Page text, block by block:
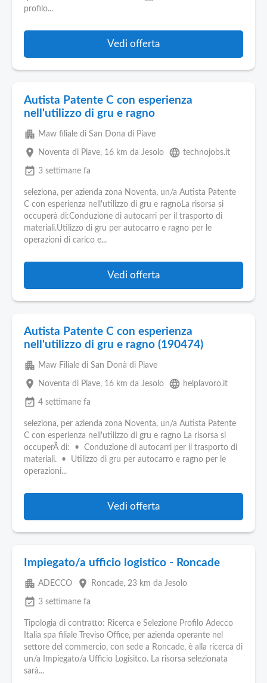
profilo...
Vedi offerta
Autista Patente C con esperienza
nell'utilizzo di gru e ragno
apartment Maw filiale di San Dona di Piave
place Noventa di Piave, 16 km da Jesolo language technojobs.it
event_available 3 settimane fa
seleziona, per azienda zona Noventa, un/a Autista Patente
C con esperienza nell'utilizzo di gru e ragnoLa risorsa si
occuperà di:Conduzione di autocarri per il trasporto di
materiali.Utilizzo di gru per autocarro e ragno per le
operazioni di carico e...
Vedi offerta
Autista Patente C con esperienza
nell'utilizzo di gru e ragno (190474)
apartment Maw Filiale di San Donà di Piave
place Noventa di Piave, 16 km da Jesolo language helplavoro.it
event_available 4 settimane fa
seleziona, per azienda zona Noventa, un/a Autista Patente
C con esperienza nell'utilizzo di gru e ragno La risorsa si
occuperÃ di: • Conduzione di autocarri per il trasporto di
materiali. • Utilizzo di gru per autocarro e ragno per le
operazioni...
Vedi offerta
Impiegato/a ufficio logistico - Roncade
apartment ADECCO place Roncade, 23 km da Jesolo
event_available 3 settimane fa
Tipologia di contratto: Ricerca e Selezione Profilo Adecco
Italia spa filiale Treviso Office, per azienda operante nel
settore del commercio, con sede a Roncade, è alla ricerca di
un/a Impiegato/a Ufficio Logisitco. La risorsa selezionata
sarà...